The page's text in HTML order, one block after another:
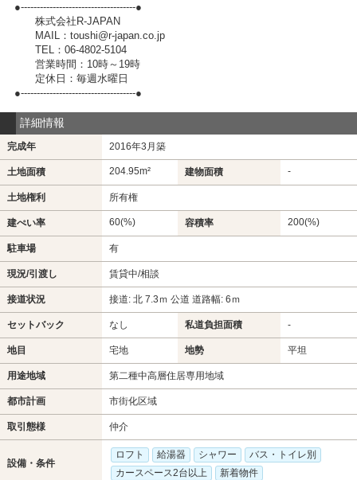
●------------------------------------●
株式会社R-JAPAN
MAIL：toushi@r-japan.co.jp
TEL：06-4802-5104
営業時間：10時～19時
定休日：毎週水曜日
●------------------------------------●
詳細情報
完成年 2016年3月築
土地面積 204.95m² 建物面積 -
土地権利 所有権
建ぺい率 60(%) 容積率 200(%)
駐車場 有
現況/引渡し 賃貸中/相談
接道状況 接道: 北 7.3ｍ 公道 道路幅: 6ｍ
セットバック なし 私道負担面積 -
地目 宅地 地勢 平坦
用途地域 第二種中高層住居専用地域
都市計画 市街化区域
取引態様 仲介
設備・条件
ロフト 給湯器 シャワー
バス・トイレ別
カースペース2台以上
新着物件